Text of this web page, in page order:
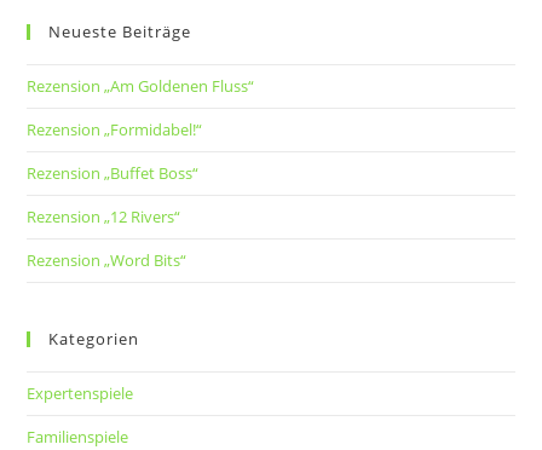
Neueste Beiträge
Rezension „Am Goldenen Fluss“
Rezension „Formidabel!“
Rezension „Buffet Boss“
Rezension „12 Rivers“
Rezension „Word Bits“
Kategorien
Expertenspiele
Familienspiele